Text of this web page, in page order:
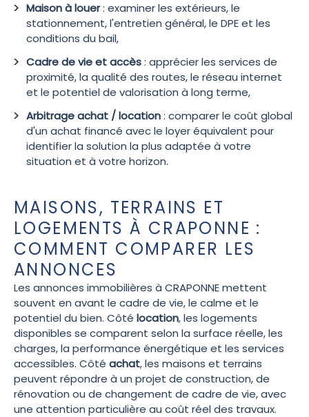
Maison à louer: examiner les extérieurs, le
stationnement, l'entretien général, le DPE et les
conditions du bail,
Cadre de vie et accès: apprécier les services de
proximité, la qualité des routes, le réseau internet
et le potentiel de valorisation à long terme,
Arbitrage achat / location: comparer le coût global
d'un achat financé avec le loyer équivalent pour
identifier la solution la plus adaptée à votre
situation et à votre horizon.
MAISONS, TERRAINS ET
LOGEMENTS À CRAPONNE :
COMMENT COMPARER LES
ANNONCES
Les annonces immobilières à CRAPONNE mettent
souvent en avant le cadre de vie, le calme et le
potentiel du bien. Côté location, les logements
disponibles se comparent selon la surface réelle, les
charges, la performance énergétique et les services
accessibles. Côté achat, les maisons et terrains
peuvent répondre à un projet de construction, de
rénovation ou de changement de cadre de vie, avec
une attention particulière au coût réel des travaux.